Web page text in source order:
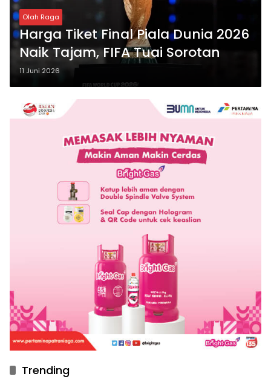
Olah Raga
Harga Tiket Final Piala Dunia 2026
Naik Tajam, FIFA Tuai Sorotan
11 Juni 2026
Trending